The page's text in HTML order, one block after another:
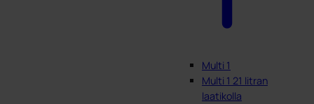
Multi 1
Multi 1 21 litran
laatikolla